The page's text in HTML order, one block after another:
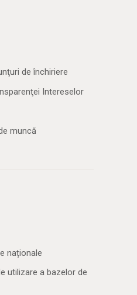
de închiriere
Intereselor
muncă
naționale
utilizare a bazelor de